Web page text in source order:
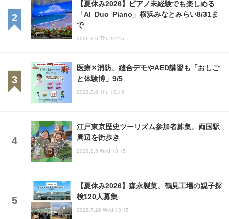
【夏休み2026】ピアノ未経験でも楽しめる
「AI Duo Piano」横浜みなとみらい8/31ま
で
2026.8.6 Thu 19:45
医療✕消防、縫合デモやAED講習も「おしご
と体験博」9/5
2026.8.6 Thu 18:15
江戸東京歴史ツーリズム参加者募集、両国駅
周辺を街歩き
2026.8.5 Wed 13:15
【夏休み2026】森永製菓、鶴見工場の親子探
検120人募集
2026.7.29 Wed 13:15